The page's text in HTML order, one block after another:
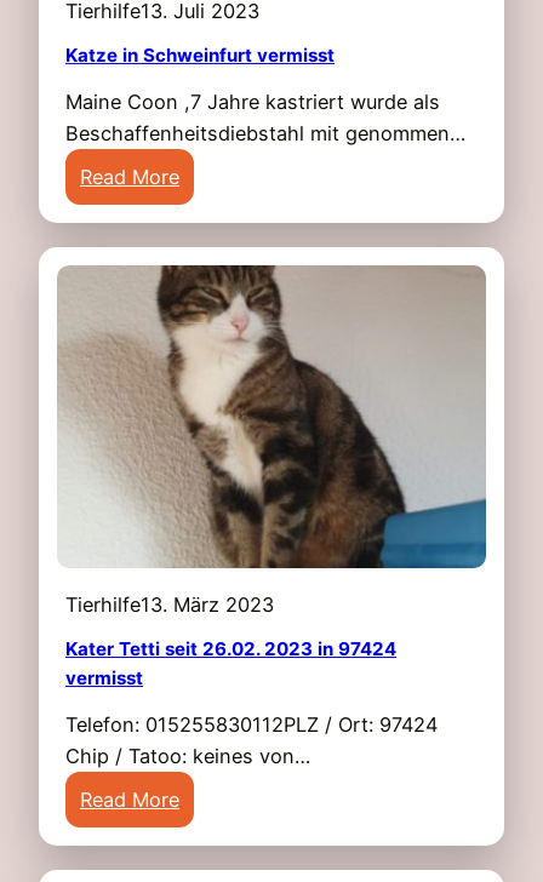
s
.
7
4
4
S
c
h
w
e
i
n
f
u
r
t
v
e
r
s
t
Tierhilfe13. Juli 2023
Katze in Schweinfurt vermisst
Maine Coon ,7 Jahre kastriert wurde als
Beschaffenheitsdiebstahl mit genommen…
Read More:
K
t
z
e
i
n
S
c
h
w
e
n
f
v
e
m
Tierhilfe13. März 2023
Kater Tetti seit 26.02. 2023 in 97424
vermisst
Telefon: 015255830112PLZ / Ort: 97424
Chip / Tatoo: keines von…
Read More:
K